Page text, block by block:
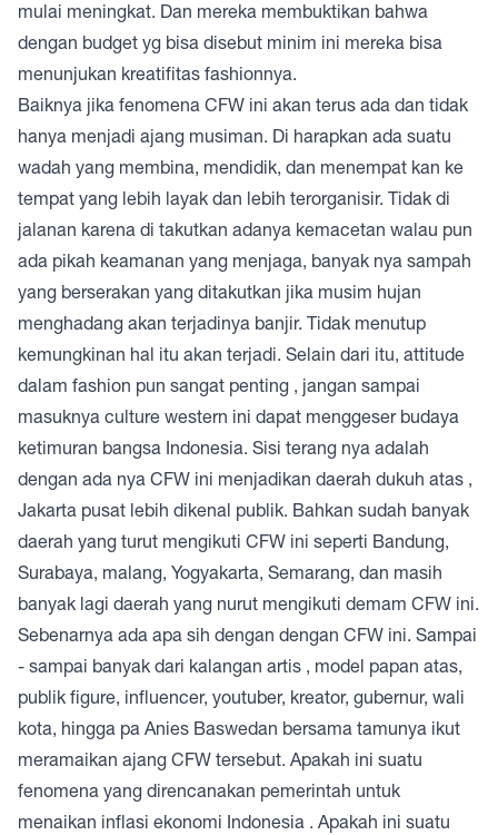
mulai meningkat. Dan mereka membuktikan bahwa
dengan budget yg bisa disebut minim ini mereka bisa
menunjukan kreatifitas fashionnya.
Baiknya jika fenomena CFW ini akan terus ada dan tidak
hanya menjadi ajang musiman. Di harapkan ada suatu
wadah yang membina, mendidik, dan menempat kan ke
tempat yang lebih layak dan lebih terorganisir. Tidak di
jalanan karena di takutkan adanya kemacetan walau pun
ada pikah keamanan yang menjaga, banyak nya sampah
yang berserakan yang ditakutkan jika musim hujan
menghadang akan terjadinya banjir. Tidak menutup
kemungkinan hal itu akan terjadi. Selain dari itu, attitude
dalam fashion pun sangat penting , jangan sampai
masuknya culture western ini dapat menggeser budaya
ketimuran bangsa Indonesia. Sisi terang nya adalah
dengan ada nya CFW ini menjadikan daerah dukuh atas ,
Jakarta pusat lebih dikenal publik. Bahkan sudah banyak
daerah yang turut mengikuti CFW ini seperti Bandung,
Surabaya, malang, Yogyakarta, Semarang, dan masih
banyak lagi daerah yang nurut mengikuti demam CFW ini.
Sebenarnya ada apa sih dengan dengan CFW ini. Sampai
- sampai banyak dari kalangan artis , model papan atas,
publik figure, influencer, youtuber, kreator, gubernur, wali
kota, hingga pa Anies Baswedan bersama tamunya ikut
meramaikan ajang CFW tersebut. Apakah ini suatu
fenomena yang direncanakan pemerintah untuk
menaikan inflasi ekonomi Indonesia . Apakah ini suatu